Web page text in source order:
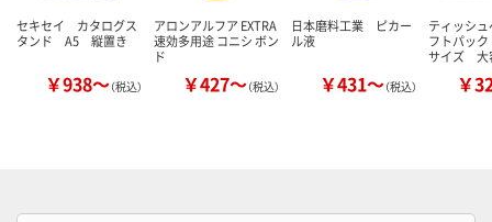
セキセイ カタログス
タンド A5 縦置き
￥938～（税込）
アロンアルフア EXTRA
速効多用途 コニシ ボン
ド
￥427～（税込）
日本磨料工業 ピカー
ル液
￥431～（税込）
ティッシ
フトパッ
サイズ
￥